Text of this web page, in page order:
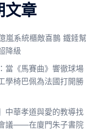
文章
嵐系統櫃敵喜鵲 鐵錘幫
降級
當《馬賽曲》響徹球場
學椅巴佩為法國打開勝
中華孝道與愛的教導找
議——在廈門朱子書院